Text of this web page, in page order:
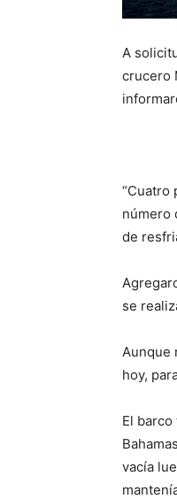
A
crucero
“Cuatro
número
de
se
Aunque
hoy,
El
vacía